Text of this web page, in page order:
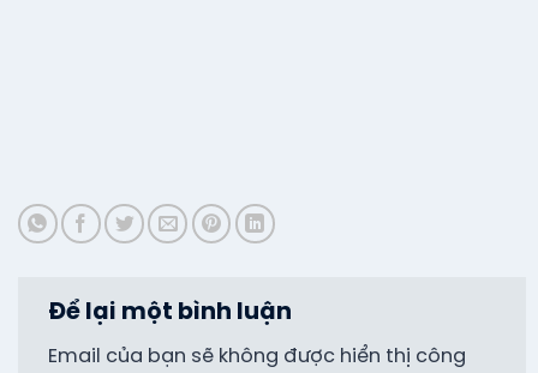
Để lại một bình luận
Email của bạn sẽ không được hiển thị công